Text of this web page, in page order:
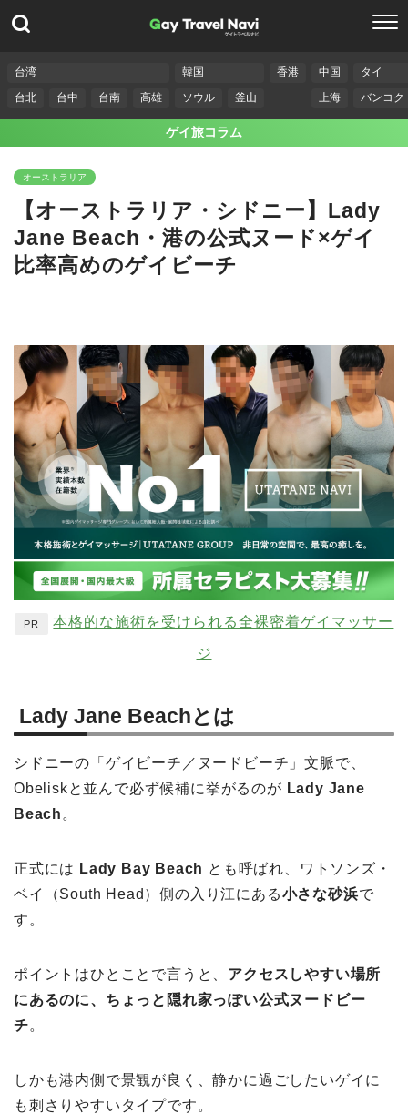
台湾
台北
台中 台南 高雄
韓国
ソウル
釜山
香港
中国
上海
タイ
バンコク
ゲイ旅コラム
オーストラリア
【オーストラリア・シドニー】Lady
Jane Beach・港の公式ヌード×ゲイ
比率高めのゲイビーチ
PR 本格的な施術を受けられる全裸密着ゲイマッサー
ジ
Lady Jane Beachとは
シドニーの「ゲイビーチ／ヌードビーチ」文脈で、
Obeliskと並んで必ず候補に挙がるのが Lady Jane
Beach 。
正式には Lady Bay Beach とも呼ばれ、ワトソンズ・
ベイ（South Head）側の入り江にある小さな砂浜で
す。
ポイントはひとことで言うと、 アクセスしやすい場所
にあるのに、ちょっと隠れ家っぽい公式ヌードビー
チ。
しかも港内側で景観が良く、静かに過ごしたいゲイに
も刺さりやすいタイプです。